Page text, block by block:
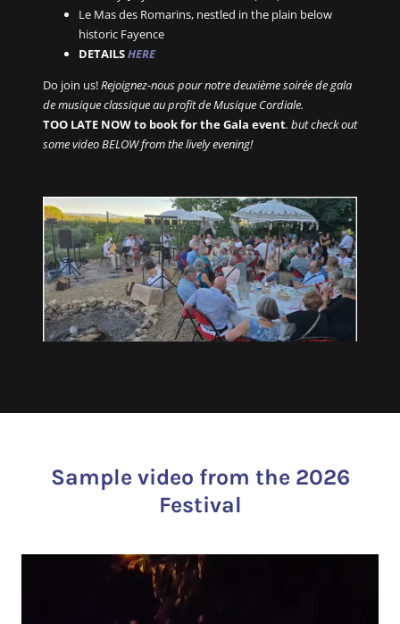
Le Mas des Romarins, nestled in the plain below
historic Fayence
DETAILSHERE
Do join us!Rejoignez-nous pour notre deuxième soirée de gala
de musique classique au profit de Musique Cordiale.
TOO LATE NOW to book for the Gala event. but check out
some video BELOW from the lively evening!
Sample video from the 2026
Festival